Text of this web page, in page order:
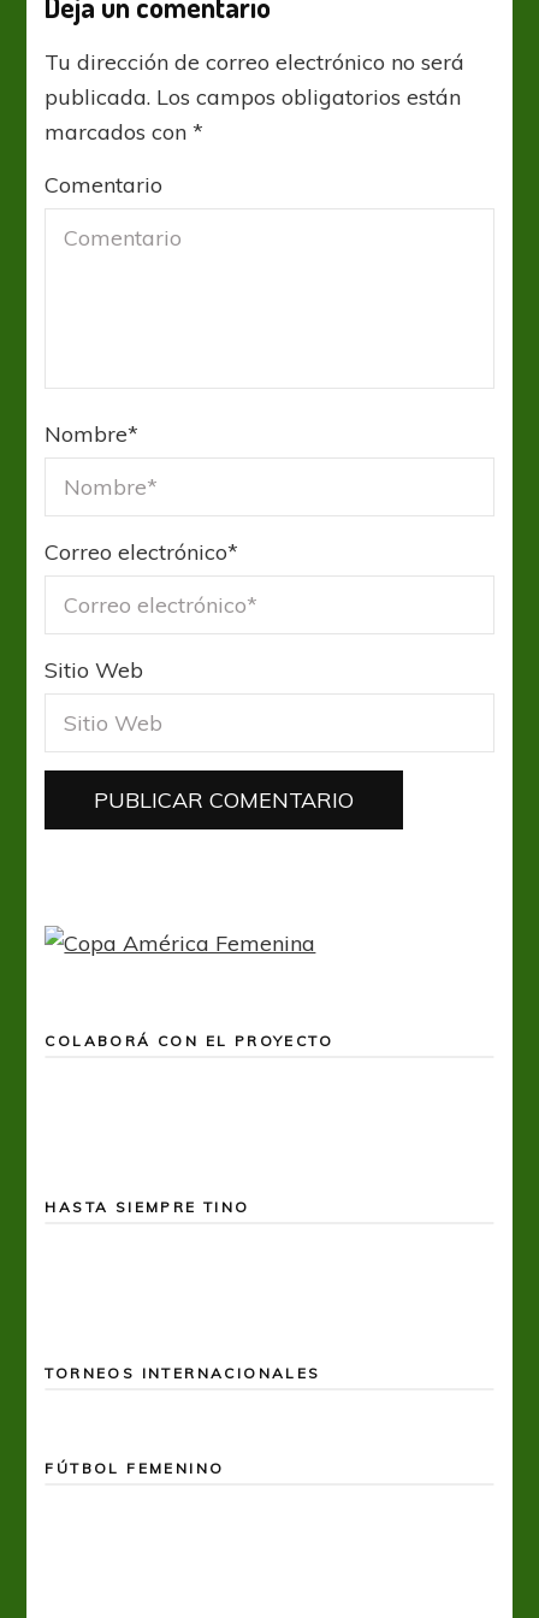
Tu dirección de correo electrónico no será
publicada. Los campos obligatorios están
marcados con*
Comentario
Nombre*
Correo electrónico*
Sitio Web
COLABORÁ CON EL PROYECTO
HASTA SIEMPRE TINO
TORNEOS INTERNACIONALES
FÚTBOL FEMENINO